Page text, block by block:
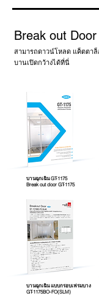
Break out Door
สามารถดาวน์โหลด แค็ตตา
บานเปิดกว้างได้ที่นี่
บานฉุกเฉิน GT-1175
Break out door GT-1175
บานฉุกเฉิน แบบกรอบเฟรมบาง
GT-1175BO-FO(SLM)